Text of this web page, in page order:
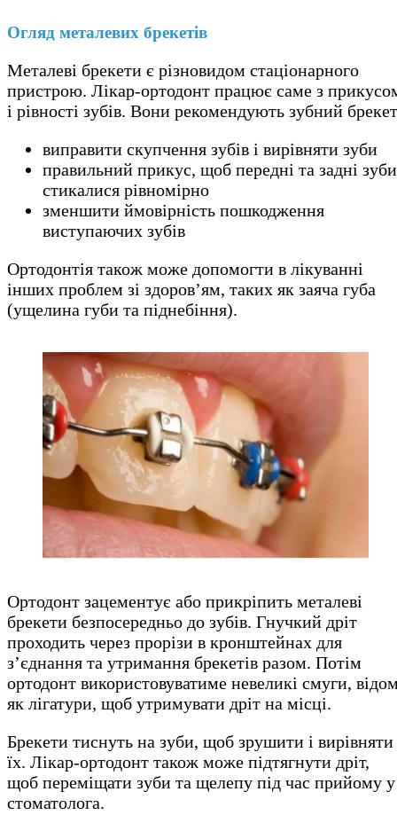
Огляд металевих брекетів
Металеві брекети є різновидом стаціонарного
пристрою. Лікар-ортодонт працює саме з
і рівності зубів. Вони рекомендують зубний
виправити скупчення зубів і вирівняти зуби
правильний прикус, щоб передні та задні зуби
стикалися рівномірно
зменшити ймовірність пошкодження
виступаючих зубів
Ортодонтія також може допомогти в лікуванні
інших проблем зі здоров’ям, таких як заяча губа
(ущелина губи та піднебіння).
Ортодонт зацементує або прикріпить металеві
брекети безпосередньо до зубів. Гнучкий дріт
проходить через прорізи в кронштейнах для
з’єднання та утримання брекетів разом. Потім
ортодонт використовуватиме невеликі смуги,
як лігатури, щоб утримувати дріт на місці.
Брекети тиснуть на зуби, щоб зрушити і вирівняти
їх. Лікар-ортодонт також може підтягнути дріт,
щоб переміщати зуби та щелепу під час прийому у
стоматолога.